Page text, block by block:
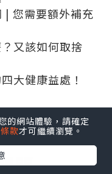
| 您需要額外補充
又該如何取捨
大健康益處！
題
網站體驗，請確定
款才可繼續瀏覽。